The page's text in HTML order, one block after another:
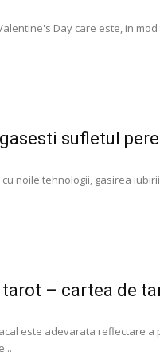
Day care este, in
sufletul
noile tehnologii, gasirea
– cartea de
este adevarata reflectare